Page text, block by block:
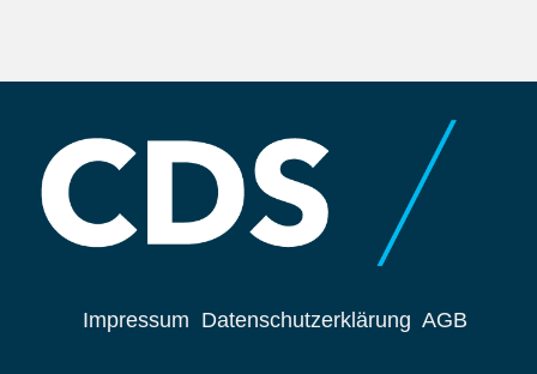
Impressum Datenschutzerklärung AGB